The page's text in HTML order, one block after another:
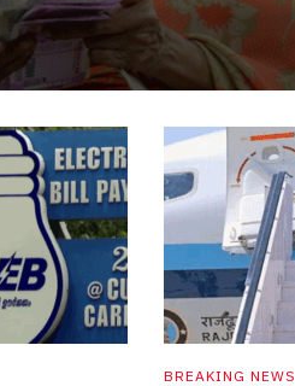
BREAKING NEWS